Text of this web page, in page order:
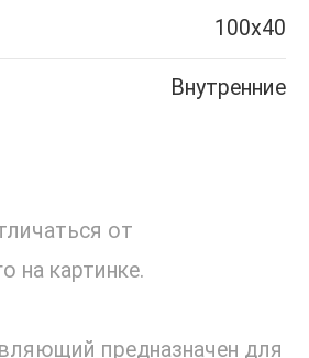
100х40
Внутренние
от
на картинке.
предназначен для